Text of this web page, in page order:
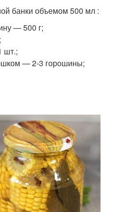
банки объемом 500 мл :
— 500 г;
шт.;
— 2-3 горошины;